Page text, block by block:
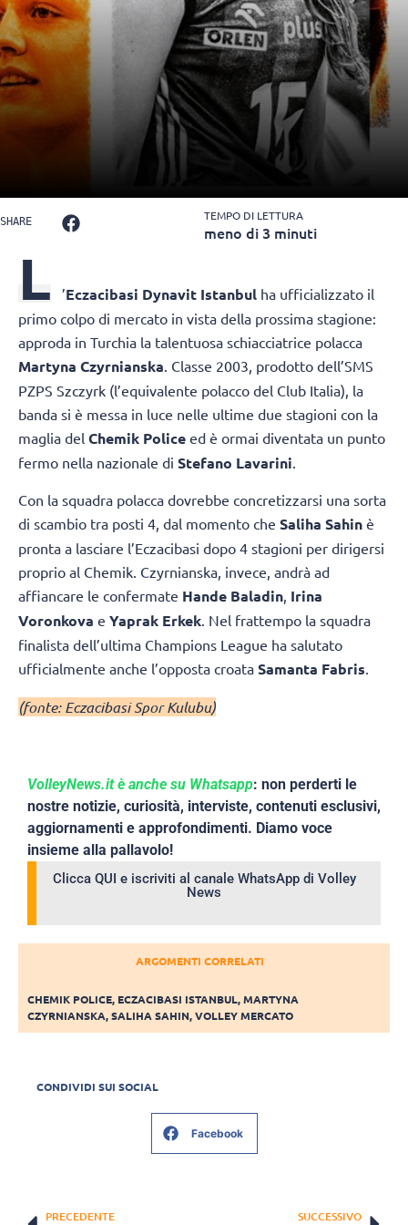
SHARE TEMPO DI LETTURA
meno di 3 minuti
L ’Eczacibasi Dynavit Istanbul ha ufficializzato il
primo colpo di mercato in vista della prossima stagione:
approda in Turchia la talentuosa schiacciatrice polacca
Martyna Czyrnianska. Classe 2003, prodotto dell’SMS
PZPS Szczyrk (l’equivalente polacco del Club Italia), la
banda si è messa in luce nelle ultime due stagioni con la
maglia del Chemik Police ed è ormai diventata un punto
fermo nella nazionale di Stefano Lavarini.
Con la squadra polacca dovrebbe concretizzarsi una sorta
di scambio tra posti 4, dal momento che Saliha Sahin è
pronta a lasciare l’Eczacibasi dopo 4 stagioni per dirigersi
proprio al Chemik. Czyrnianska, invece, andrà ad
affiancare le confermate Hande Baladin, Irina
Voronkova e Yaprak Erkek. Nel frattempo la squadra
finalista dell’ultima Champions League ha salutato
ufficialmente anche l’opposta croata Samanta Fabris.
(fonte: Eczacibasi Spor Kulubu)
VolleyNews.it è anche su Whatsapp: non perderti le
nostre notizie, curiosità, interviste, contenuti esclusivi,
aggiornamenti e approfondimenti. Diamo voce
insieme alla pallavolo!
Clicca QUI e iscriviti al canale WhatsApp di Volley
News
ARGOMENTI CORRELATI
CHEMIK POLICE, ECZACIBASI ISTANBUL,MARTYNA
CZYRNIANSKA,SALIHA SAHIN,VOLLEY MERCATO
CONDIVIDI SUI SOCIAL
Facebook
PRECEDENTE SUCCESSIVO